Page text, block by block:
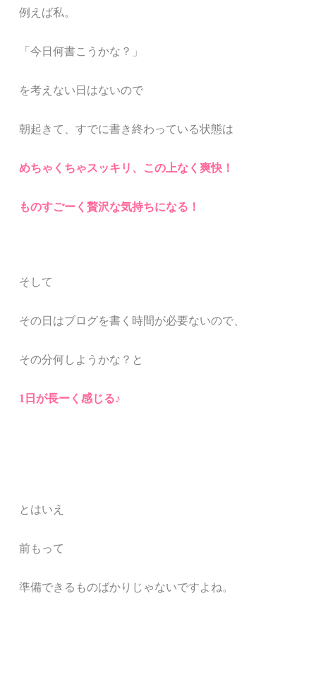
例えば私。
「今日何書こうかな？」
を考えない日はないので
朝起きて、すでに書き終わっている状態は
めちゃくちゃスッキリ、 この上なく爽快！
ものすごーく贅沢な気持ちになる！
そして
その日はブログを書く時間が必要ないので、
その分何しようかな？と
1日が長ーく感じる♪
とはいえ
前もって
準備できるものばかりじゃないですよね。